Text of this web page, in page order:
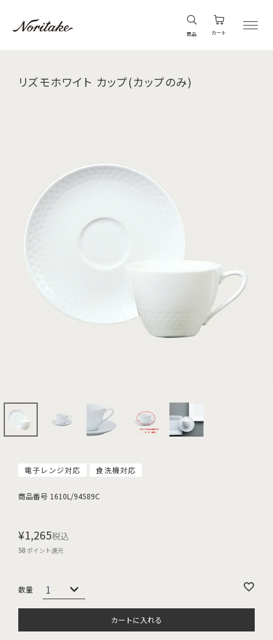
商品 カート
リズモホワイト カップ(カップのみ)
電子レンジ対応 食洗機対応
商品番号 1610L/94589C
¥1,265税込
58ポイント還元
カートに入れる